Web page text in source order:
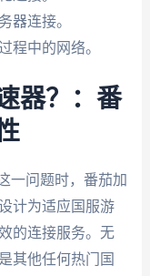
器连接。
程中的网络。
器？：番
一问题时，番茄加
计为适应国服游
的连接服务。无
其他任何热门国